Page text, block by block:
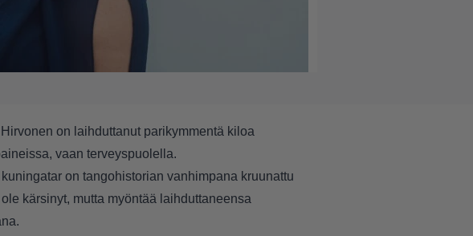
on laihduttanut parikymmentä kiloa
vaan terveyspuolella.
on tangohistorian vanhimpana kruunattu
kärsinyt, mutta myöntää laihduttaneensa